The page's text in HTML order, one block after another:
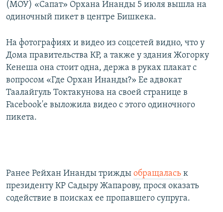
(МОУ) «Сапат» Орхана Инанды 5 июля вышла на
одиночный пикет в центре Бишкека.
На фотографиях и видео из соцсетей видно, что у
Дома правительства КР, а также у здания Жогорку
Кенеша она стоит одна, держа в руках плакат с
вопросом «Где Орхан Инанды?» Ее адвокат
Таалайгуль Токтакунова на своей странице в
Facebook'е выложила видео с этого одиночного
пикета.
Ранее Рейхан Инанды трижды обращалась к
президенту КР Садыру Жапарову, прося оказать
содействие в поисках ее пропавшего супруга.